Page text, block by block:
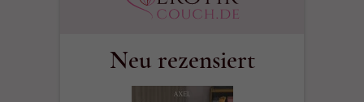
Neu rezensiert